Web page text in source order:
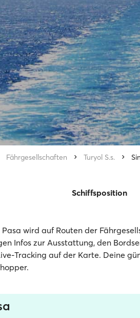
Fährgesellschaften Turyol S.s.
Schiffsposition
Pasa wird auf Routen der
Infos zur Ausstattung, den
Tracking auf der Karte. Deine